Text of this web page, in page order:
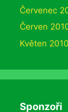
Červenec
Červen
Květen 2010
Sponzoři